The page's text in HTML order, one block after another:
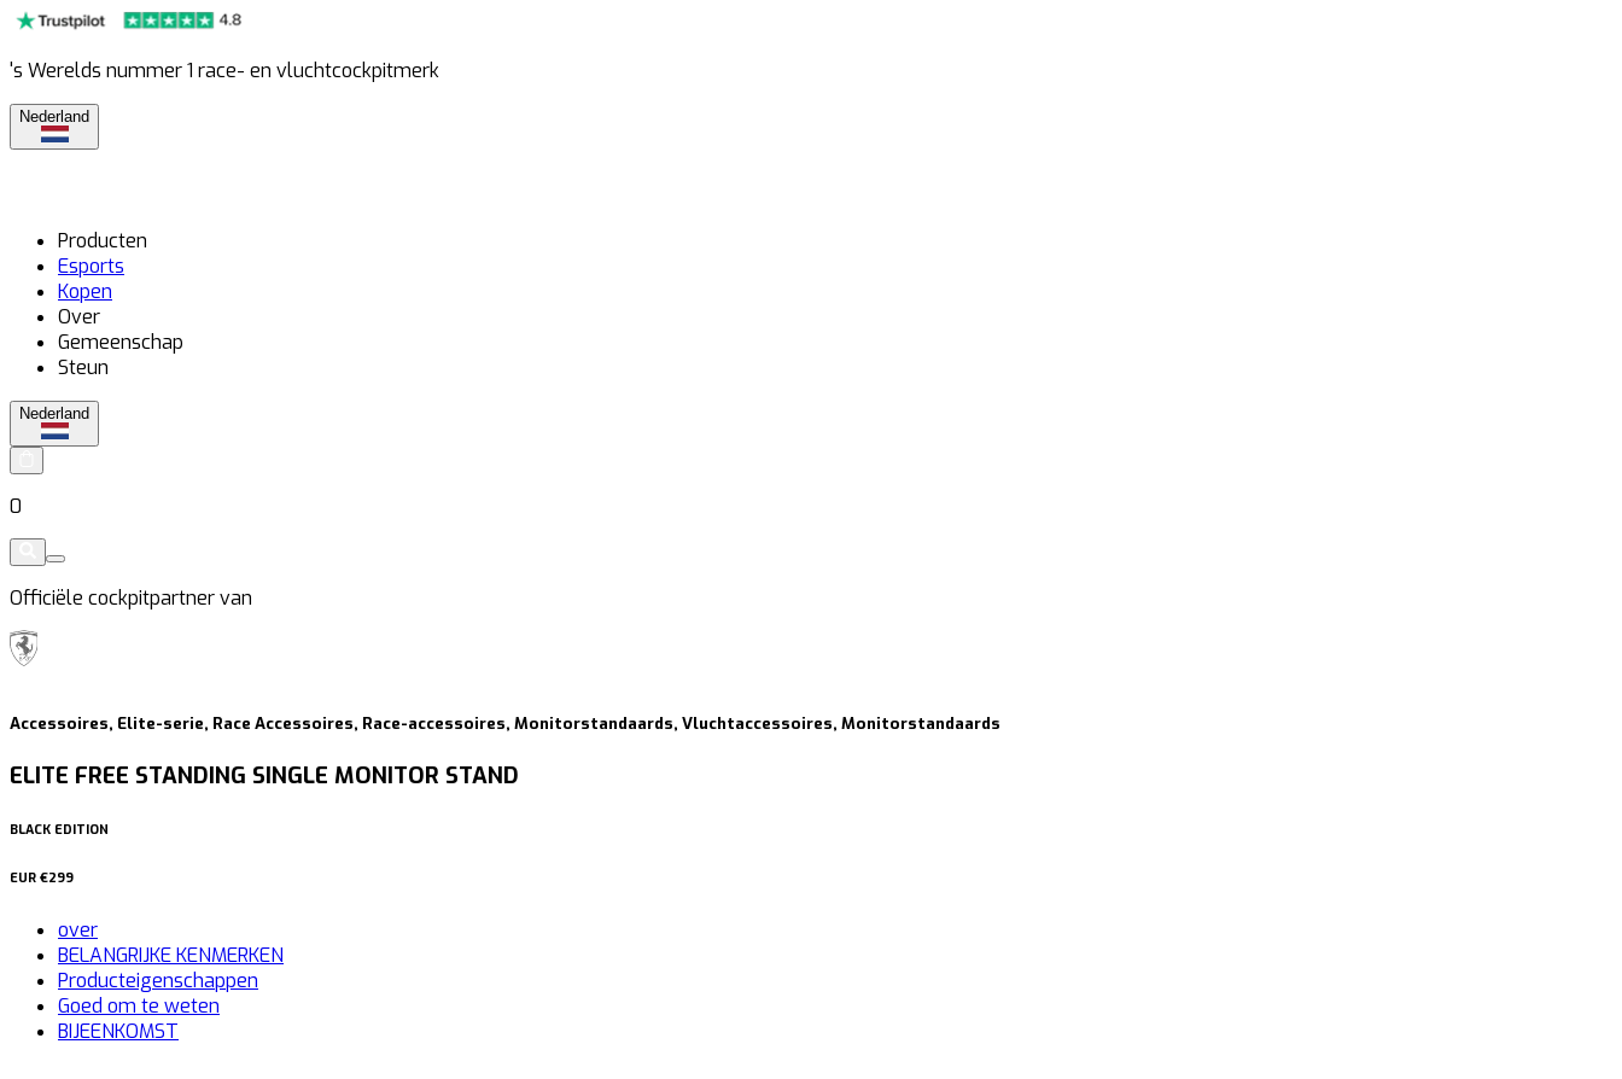
's Werelds nummer 1 race- en vluchtcockpitmerk
Nederland
Producten
Esports
Kopen
Over
Gemeenschap
Steun
Nederland
0
Officiële cockpitpartner van
Accessoires, Elite-serie, Race Accessoires, Race-accessoires, Monitorstandaards, Vluchtaccessoires, Monitorstandaards
ELITE FREE STANDING SINGLE MONITOR STAND
BLACK EDITION
EUR €299
over
BELANGRIJKE KENMERKEN
Producteigenschappen
Goed om te weten
BIJEENKOMST